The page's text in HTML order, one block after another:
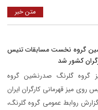
متن خبر
گروه نخست مسابقات تنیس
کشور شد
گروه گلرنگ صدرنشین گروه
میز قهرمانی کارگران ایران
روابط عمومی گروه گلرنگ،